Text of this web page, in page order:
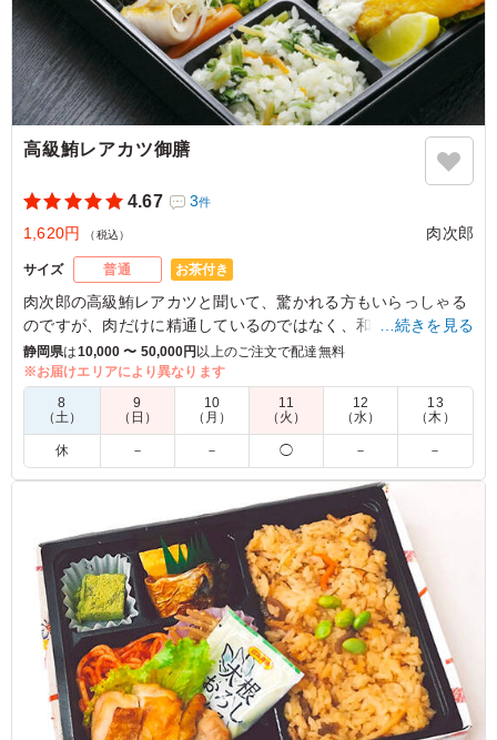
高級鮪レアカツ御膳
4.67 3件
1,620円 （税込） 肉次郎
サイズ 普通 お茶付き
肉次郎の高級鮪レアカツと聞いて、驚かれる方もいらっしゃる
のですが、肉だけに精通しているのではなく、和食としてのこ
だわりもあるので、魚の仕入れにもこだわっています。高級鮪
のレアカツと赤魚の西京焼きを、ぜひお召し上がりください。
4.5 有限会社アイライン
高齢の方でも美味しく食べられました。 あっさりで大満
足のお味､量でした。ありがとうございました♪
会議・セミナー
静岡県浜松市中央区村櫛町
2026/01/06
…続きを見る
静岡県は10,000 〜 50,000円 以上のご注文で配達無料
※お届けエリアにより異なります
8
（土）
9
（日）
10
（月）
11
（火）
12
（水）
13
（木）
休 － － ◯ － －